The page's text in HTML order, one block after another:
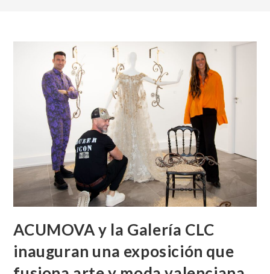
ACUMOVA y la Galería CLC
inauguran una exposición que